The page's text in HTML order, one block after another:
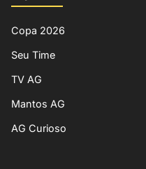
Copa 2026
Seu Time
TV AG
Mantos AG
AG Curioso